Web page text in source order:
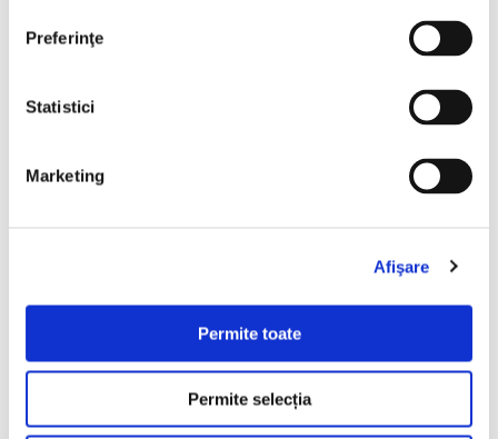
Preferinţe
Statistici
Marketing
Afişare
Permite toate
Permite selecția
Kia Niro